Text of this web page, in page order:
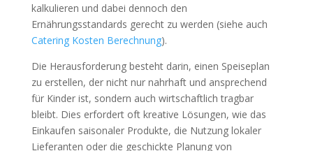
kalkulieren und dabei dennoch den
Ernährungsstandards gerecht zu werden (siehe auch
Catering Kosten Berechnung).
Die Herausforderung besteht darin, einen Speiseplan
zu erstellen, der nicht nur nahrhaft und ansprechend
für Kinder ist, sondern auch wirtschaftlich tragbar
bleibt. Dies erfordert oft kreative Lösungen, wie das
Einkaufen saisonaler Produkte, die Nutzung lokaler
Lieferanten oder die geschickte Planung von